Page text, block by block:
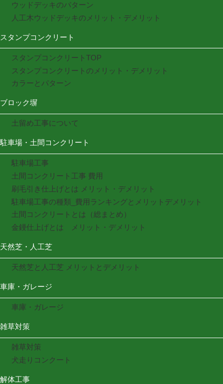
ウッドデッキのパターン
人工木ウッドデッキのメリット・デメリット
スタンプコンクリート
スタンプコンクリートTOP
スタンプコンクリートのメリット・デメリット
カラーとパターン
ブロック塀
土留め工事について
駐車場・土間コンクリート
駐車場工事
土間コンクリート工事 費用
刷毛引き仕上げとは メリット・デメリット
駐車場工事の種類_費用ランキングとメリットデメリット
土間コンクリートとは（総まとめ）
金鏝仕上げとは メリット・デメリット
天然芝・人工芝
天然芝と人工芝 メリットとデメリット
車庫・ガレージ
車庫・ガレージ
雑草対策
雑草対策
犬走りコンクート
解体工事